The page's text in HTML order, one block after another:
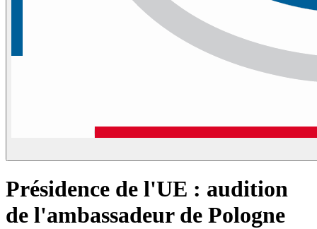
Présidence de l'UE : audition
de l'ambassadeur de Pologne